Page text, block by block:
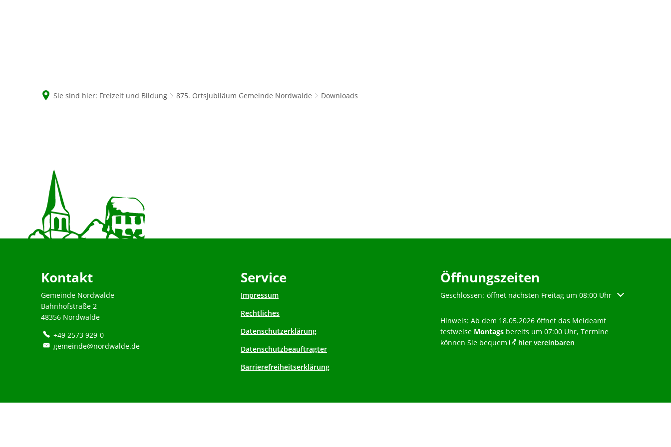
Sie sind hier: Freizeit und Bildung 875. Ortsjubiläum Gemeinde Nordwalde Downloads
Kontakt
Gemeinde Nordwalde
Bahnhofstraße 2
48356 Nordwalde
+49 2573 929-0
gemeinde@nordwalde.de
Service
Impressum
Rechtliches
Datenschutzerklärung
Datenschutzbeauftragter
Barrierefreiheitserklärung
Öffnungszeiten
Klicken, um weitere Öffnungs- oder Schließzeiten auszublenden
Geschlossen: öffnet nächsten Freitag um 08:00 Uhr
Hinweis: Ab dem 18.05.2026 öffnet das Meldeamt
testweise Montags bereits um 07:00 Uhr, Termine
können Sie bequem
hier vereinbaren